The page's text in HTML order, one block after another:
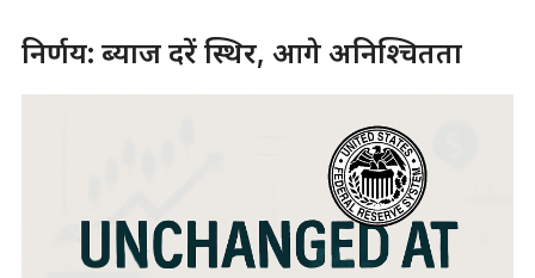
निर्णय: ब्याज दरें स्थिर, आगे अनिश्चितता